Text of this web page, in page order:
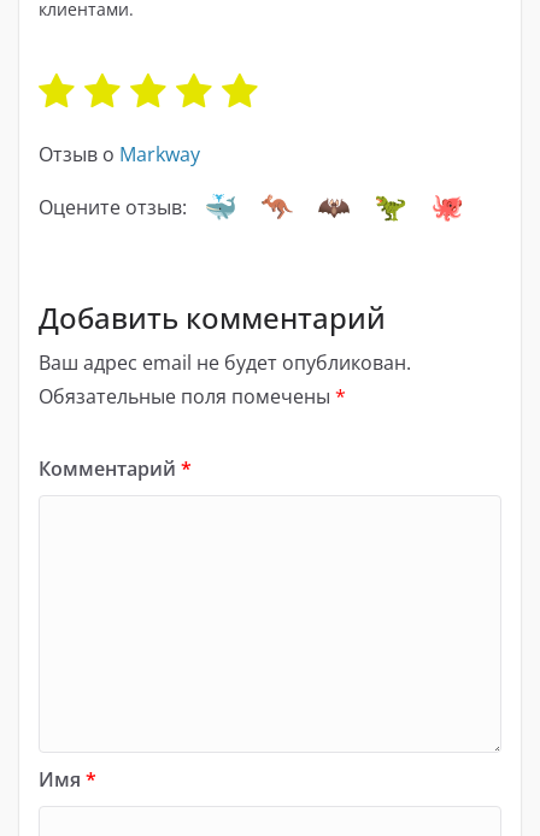
клиентами.
Отзыв о Markway
Оцените отзыв:
Добавить комментарий
Ваш адрес email не будет опубликован.
Обязательные поля помечены *
Комментарий *
Имя *